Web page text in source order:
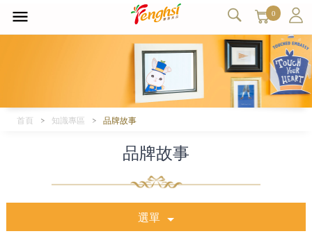
0
首頁 知識專區 品牌故事
品牌故事
選單